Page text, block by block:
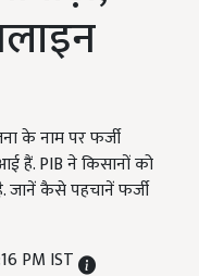
के नाम पर फर्जी
हैं. PIB ने किसानों को
जानें कैसे पहचानें फर्जी
PM IST